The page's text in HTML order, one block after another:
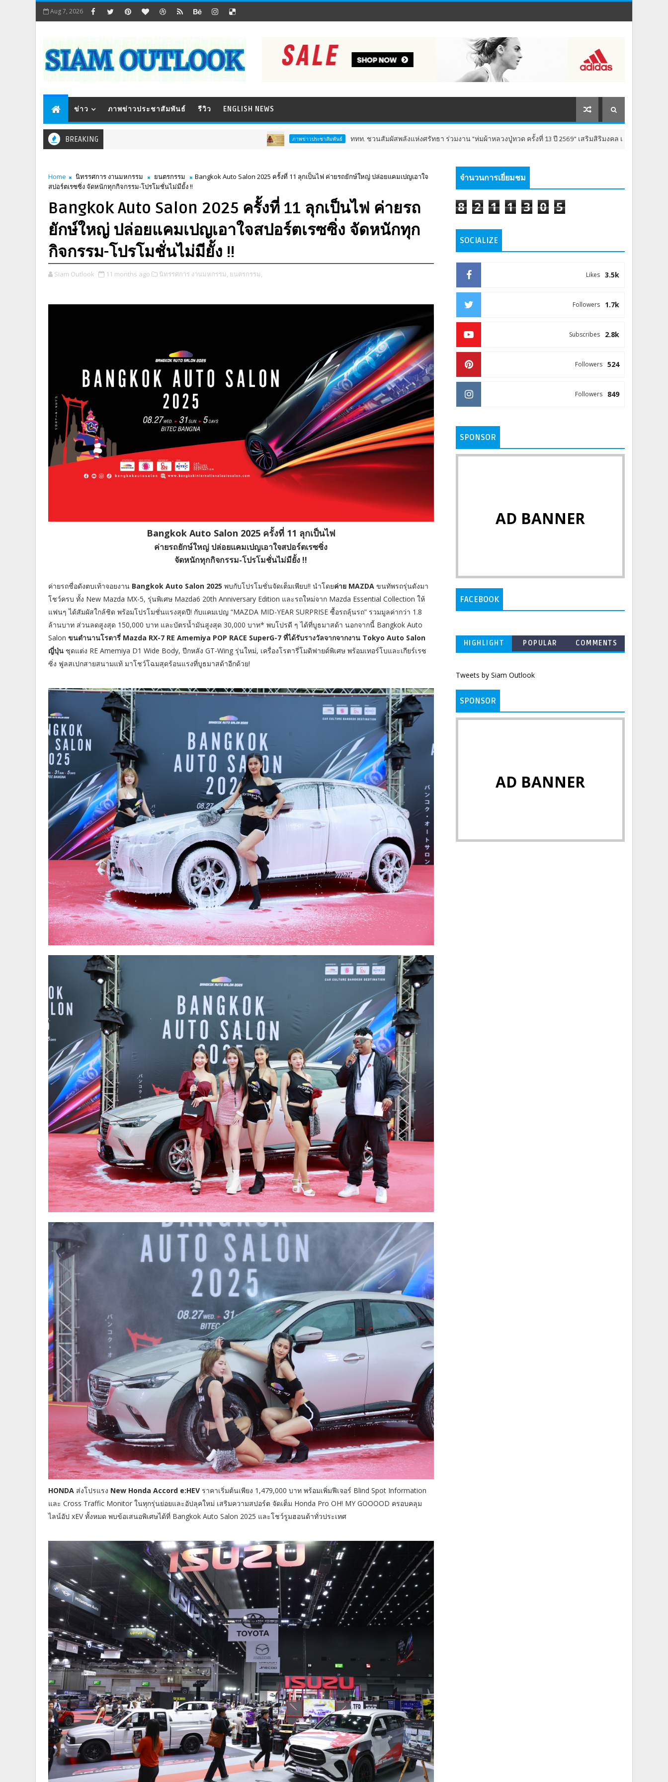
Aug 7, 2026
ข่าว ภาพข่าวประชาสัมพันธ์ รีวิว ENGLISH NEWS
BREAKING ภาพข่าวประชาสัมพันธ์ ททท. ชวนสัมผัสพลังแห่งศรัทธา ร่วมงาน "ห่มผ้าหลวงปู่ทวด ครั้งที่ 13 ปี 2569" เสริมสิริมงคล เติมพลังใจ 8-9 สิงหาคม นี้ ณ
Home นิทรรศการ งานมหกรรม ยนตรกรรม
Bangkok Auto Salon 2025 ครั้งที่ 11 ลุกเป็นไฟ ค่ายรถยักษ์ใหญ่ ปล่อยแคมเปญเอาใจ
สปอร์ตเรซซิ่ง จัดหนักทุกกิจกรรม-โปรโมชั่นไม่มียั้ง !!
Bangkok Auto Salon 2025 ครั้งที่ 11 ลุกเป็นไฟ ค่ายรถ
ยักษ์ใหญ่ ปล่อยแคมเปญเอาใจสปอร์ตเรซซิ่ง จัดหนักทุก
กิจกรรม-โปรโมชั่นไม่มียั้ง !!
Siam Outlook 11 months ago นิทรรศการ งานมหกรรม, ยนตรกรรม,
Bangkok Auto Salon 2025 ครั้งที่ 11 ลุกเป็นไฟ
ค่ายรถยักษ์ใหญ่ ปล่อยแคมเปญเอาใจสปอร์ตเรซซิ่ง
จัดหนักทุกกิจกรรม-โปรโมชั่นไม่มียั้ง !!
ค่ายรถชื่อดังตบเท้าจอยงาน Bangkok Auto Salon 2025 พบกับโปรโมชั่นจัดเต็มเพียบ!! นำโดยค่าย MAZDA ขนทัพรถรุ่นดังมา
โชว์ครบ ทั้ง New Mazda MX-5, รุ่นพิเศษ Mazda6 20th Anniversary Edition และรถใหม่จาก Mazda Essential Collection ให้
แฟนๆ ได้สัมผัสใกล้ชิด พร้อมโปรโมชั่นแรงสุดปี! กับแคมเปญ “MAZDA MID-YEAR SURPRISE ซื้อรถลุ้นรถ” รวมมูลค่ากว่า 1.8
ล้านบาท ส่วนลดสูงสุด 150,000 บาท และบัตรน้ำมันสูงสุด 30,000 บาท* พบโปรดี ๆ ได้ที่บูธมาสด้า นอกจากนี้ Bangkok Auto
Salon ขนตำนานโรตารี่ Mazda RX-7 RE Amemiya POP RACE SuperG-7 ที่ได้รับรางวัลจากจากงาน Tokyo Auto Salon
ญี่ปุ่น ชุดแต่ง RE Amemiya D1 Wide Body, ปีกหลัง GT-Wing รุ่นใหม่, เครื่องโรตารี่โมดิฟายด์พิเศษ พร้อมเทอร์โบและเกียร์เรซ
ซิ่ง ฟูลสเปกสายสนามแท้ มาโชว์โฉมสุดร้อนแรงที่บูธมาสด้าอีกด้วย!
HONDA ส่งโปรแรง New Honda Accord e:HEV ราคาเริ่มต้นเพียง 1,479,000 บาท พร้อมเพิ่มฟีเจอร์ Blind Spot Information
และ Cross Traffic Monitor ในทุกรุ่นย่อยและอัปลุคใหม่ เสริมความสปอร์ต จัดเต็ม Honda Pro OH! MY GOOOOD ครอบคลุม
ไลน์อัป xEV ทั้งหมด พบข้อเสนอพิเศษได้ที่ Bangkok Auto Salon 2025 และโชว์รูมฮอนด้าทั่วประเทศ
จำนวนการเยี่ยมชม
8 2 1 1 3 0 5
SOCIALIZE
3.5k
Likes
1.7k
Followers
2.8k
Subscribes
524
Followers
849
Followers
SPONSOR
AD BANNER
FACEBOOK
HIGHLIGHT POPULAR COMMENTS
Tweets by Siam Outlook
SPONSOR
AD BANNER